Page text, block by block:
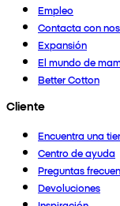
Empleo
Contacta con
Expansión
El mundo de
Better Cotton
Cliente
Encuentra una
Centro de ayuda
Preguntas
Devoluciones